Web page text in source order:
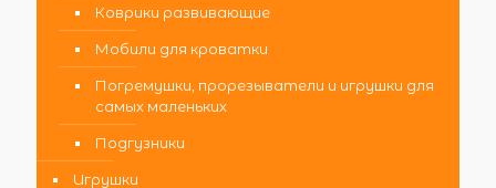
Коврики развивающие
Мобили для кроватки
Погремушки, прорезыватели и игрушки для
самых маленьких
Подгузники
Игрушки